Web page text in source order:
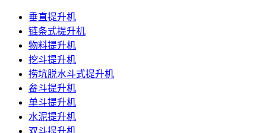
垂直提升机
链条式提升机
物料提升机
挖斗提升机
捞坑脱水斗式提升机
畚斗提升机
单斗提升机
水泥提升机
双斗提升机